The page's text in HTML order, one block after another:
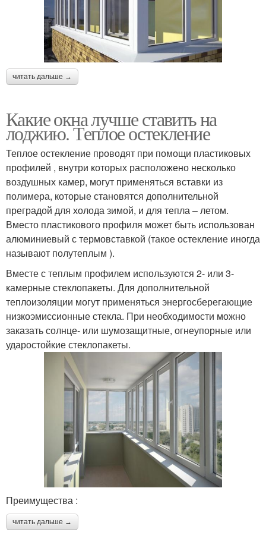
читать дальше →
Какие окна лучше ставить на
лоджию. Теплое остекление
Теплое остекление проводят при помощи пластиковых
профилей , внутри которых расположено несколько
воздушных камер, могут применяться вставки из
полимера, которые становятся дополнительной
преградой для холода зимой, и для тепла – летом.
Вместо пластикового профиля может быть использован
алюминиевый с термовставкой (такое остекление иногда
называют полутеплым ).
Вместе с теплым профилем используются 2- или 3-
камерные стеклопакеты. Для дополнительной
теплоизоляции могут применяться энергосберегающие
низкоэмиссионные стекла. При необходимости можно
заказать солнце- или шумозащитные, огнеупорные или
ударостойкие стеклопакеты.
Преимущества :
читать дальше →